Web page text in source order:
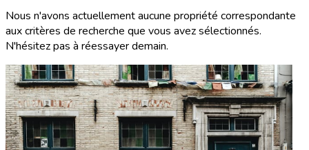
Nous n'avons actuellement aucune propriété correspondante
aux critères de recherche que vous avez sélectionnés.
N'hésitez pas à réessayer demain.